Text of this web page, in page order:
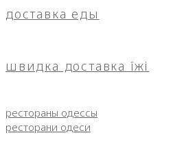
доставка еды
швидка доставка їжі
рестораны одессы
ресторани одеси